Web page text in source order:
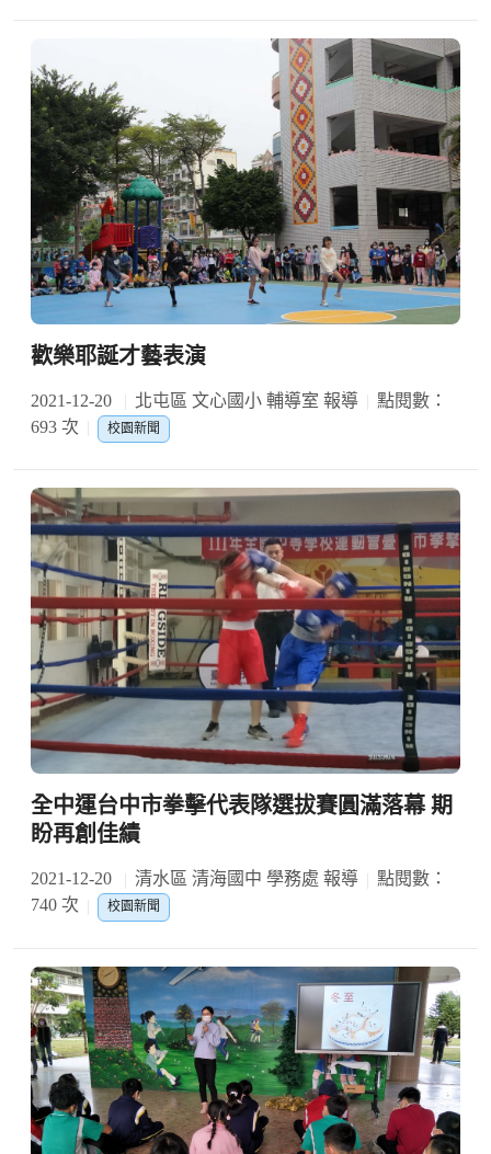
歡樂耶誕才藝表演
2021-12-20 北屯區 文心國小 輔導室 報導
點閱數：
693 次
校園新聞
全中運台中市拳擊代表隊選拔賽圓滿落幕 期
盼再創佳績
2021-12-20 清水區 清海國中 學務處 報導
點閱數：
740 次
校園新聞